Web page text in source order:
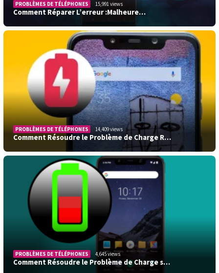
PROBLÈMES DE TÉLÉPHONES 15,991 views
Comment Réparer L’erreur :Malheure…
PROBLÈMES DE TÉLÉPHONES 14,409 views
Comment Résoudre le Problème de Charge R…
PROBLÈMES DE TÉLÉPHONES 4,645 views
Comment Résoudre le Problème de Charge s…